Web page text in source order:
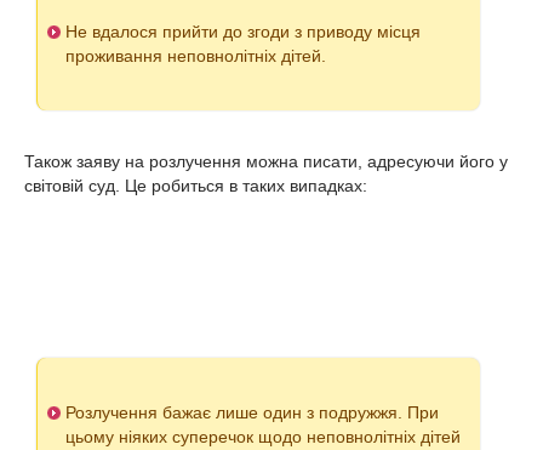
Не вдалося прийти до згоди з приводу місця
проживання неповнолітніх дітей.
Також заяву на розлучення можна писати, адресуючи його у
світовій суд. Це робиться в таких випадках:
Розлучення бажає лише один з подружжя. При
цьому ніяких суперечок щодо неповнолітніх дітей